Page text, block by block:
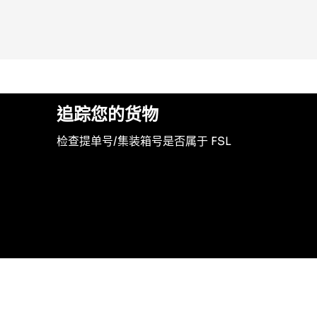
追踪您的货物
检查提单号/集装箱号是否属于 FSL